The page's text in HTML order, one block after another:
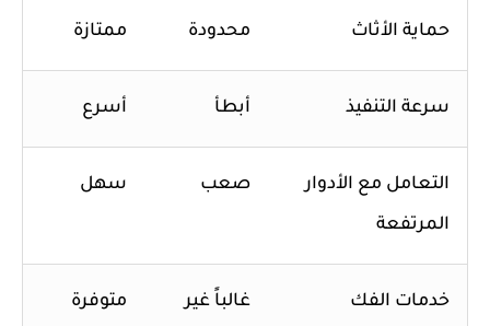
حماية الأثاث محدودة ممتازة
سرعة التنفيذ أبطأ أسرع
التعامل مع الأدوار
المرتفعة
صعب سهل
خدمات الفك غالباً غير متوفرة